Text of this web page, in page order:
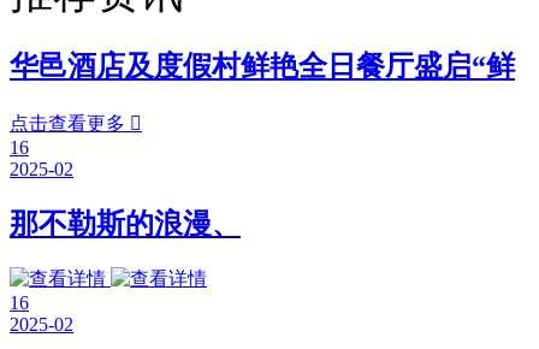
华邑酒店及度假村鲜艳全日餐厅盛启“鲜
点击查看更多 
16
2025-02
那不勒斯的浪漫、
16
2025-02